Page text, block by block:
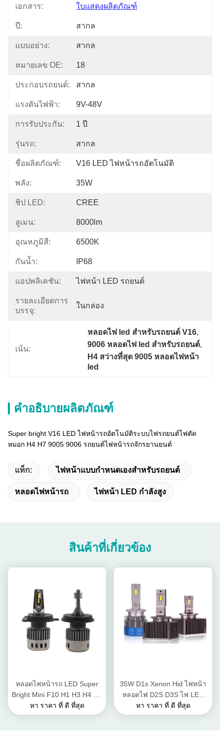
เอกสาร: ใบแสดงผลิตภัณฑ์
ปี: สากล
แบบอย่าง: สากล
หมายเลข OE: 18
ประกอบรถยนต์: สากล
แรงดันไฟฟ้า: 9V-48V
การรับประกัน: 1 ปี
รุ่นรถ: สากล
ชื่อผลิตภัณฑ์: V16 LED ไฟหน้ารถอัตโนมัติ
พลัง: 35W
ชิป LED: CREE
ลูเมน: 8000lm
อุณหภูมิสี: 6500K
กันน้ำ: IP68
แอปพลิเคชัน: ไฟหน้า LED รถยนต์
รายละเอียดการ
บรรจุ:
ในกล่อง
เน้น:
หลอดไฟ led สำหรับรถยนต์ V16,
9006 หลอดไฟ led สำหรับรถยนต์
H4 สว่างที่สุด 9005 หลอดไฟหน้า
led
คำอธิบายผลิตภัณฑ์
Super bright V16 LED ไฟหน้ารถอัตโนมัติระบบไฟรถยนต์ไฟตัด
หมอก H4 H7 9005 9006 รถยนต์ไฟหน้ารถจักรยานยนต์
แท็ก: ไฟหน้าแบบกำหนดเองสำหรับรถยนต์
หลอดไฟหน้ารถ ไฟหน้า LED กำลังสูง
สินค้าที่เกี่ยวข้อง
หลอดไฟหน้ารถ LED Super
Bright Mini F10 H1 H3 H4 H7
H11 9005 9006 Canbus Kit
หา ราคา ที่ ดี ที่สุด
35W D1s Xenon Hid ไฟหน้า
หลอดไฟ D2S D3S ไฟ LED
รถ พัดลมระบายความร้อน
หา ราคา ที่ ดี ที่สุด